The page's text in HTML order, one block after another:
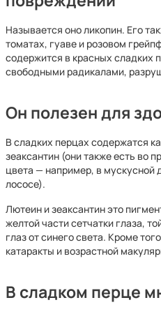
Называется оно ликопин. Его
томатах, гуаве и розовом
содержится в красных сладких
свободными радикалами,
Он полезен для
В сладких перцах содержатся
зеаксантин (они также есть во
цвета — например, в мускусной
лососе).
Лютеин и зеаксантин это
желтой части сетчатки глаза,
глаз от синего света. Кроме
катаракты и возрастной
В сладком перце